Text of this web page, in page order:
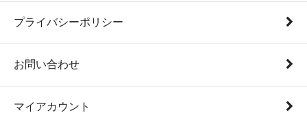
プライバシーポリシー
お問い合わせ
マイアカウント